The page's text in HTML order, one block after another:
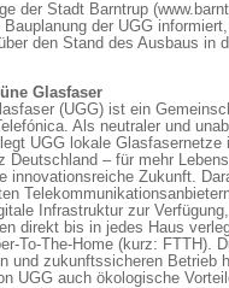
der Stadt Barntrup
Bauplanung der UGG
den Stand des Ausbaus in
Glasfaser
(UGG) ist ein
Als neutraler und
UGG lokale Glasfasernetze
Deutschland – für mehr
innovationsreiche Zukunft.
Infrastruktur zur
direkt bis in jedes Haus
To-The-Home (kurz: FTTH).
und zukunftssicheren Betrieb
UGG auch ökologische